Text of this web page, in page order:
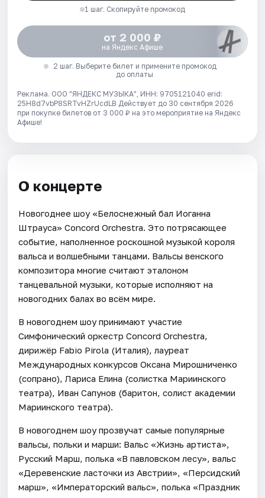
1 шаг. Скопируйте промокод
от 2 000 ₽
на Яндекс Афише
2 шаг. Выберите билет и примените промокод
до оплаты
Реклама. ООО "ЯНДЕКС МУЗЫКА", ИНН: 9705121040 erid:
25H8d7vbP8SRTvHZrUcdLB Действует до 30 сентября 2026
при покупке билетов от 3 000 ₽ на это мероприятие на Яндекс
Афише!
О концерте
Новогоднее шоу «Белоснежный бал Иоганна
Штрауса» Concord Orchestra. Это потрясающее
событие, наполненное роскошной музыкой короля
вальса и волшебными танцами. Вальсы венского
композитора многие считают эталоном
танцевальной музыки, которые исполняют на
новогодних балах во всём мире.
В новогоднем шоу принимают участие
Симфонический оркестр Concord Orchestra,
дирижёр Fabio Pirola (Италия), лауреат
Международных конкурсов Оксана Мирошниченко
(сопрано), Лариса Елина (солистка Мариинского
театра), Иван Сапунов (баритон, солист академии
Мариинского театра).
В новогоднем шоу прозвучат самые популярные
вальсы, польки и марши: Вальс «Жизнь артиста»,
Русский Марш, полька «В павловском лесу», вальс
«Деревенские ласточки из Австрии», «Персидский
марш», «Императорский вальс», полька «Праздник